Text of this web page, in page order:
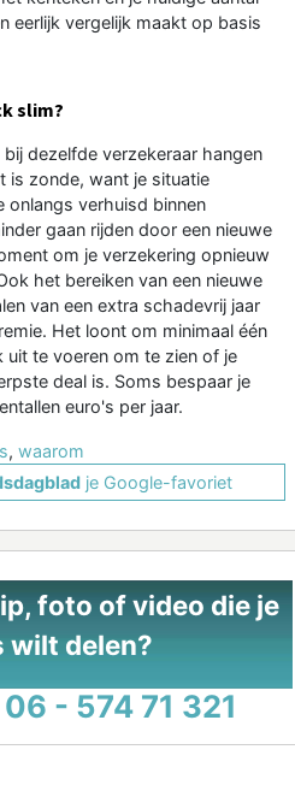
eerlijk vergelijk maakt op basis
slim?
dezelfde verzekeraar hangen
is zonde, want je situatie
onlangs verhuisd binnen
gaan rijden door een nieuwe
om je verzekering opnieuw
het bereiken van een nieuwe
van een extra schadevrij jaar
Het loont om minimaal één
uit te voeren om te zien of je
deal is. Soms bespaar je
euro's per jaar.
, waarom
je Google-favoriet
foto of video die je
wilt delen?
06 - 574 71 321